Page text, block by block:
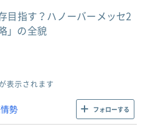
目指す？ハノーバーメッセ2
」の全貌
表示されます
勢 フォローする